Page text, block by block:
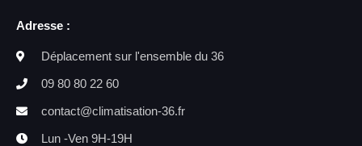
Adresse :
Déplacement sur l'ensemble du 36
09 80 80 22 60
contact@climatisation-36.fr
Lun -Ven 9H-19H